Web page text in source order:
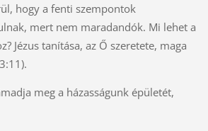
hogy a fenti szempontok
mert nem maradandók. Mi lehet a
Jézus tanítása, az Ő szeretete, maga
meg a házasságunk épületét,